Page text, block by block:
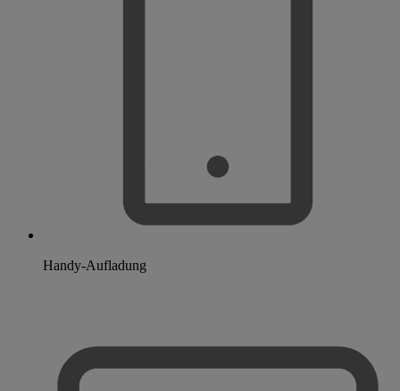
Handy-Aufladung